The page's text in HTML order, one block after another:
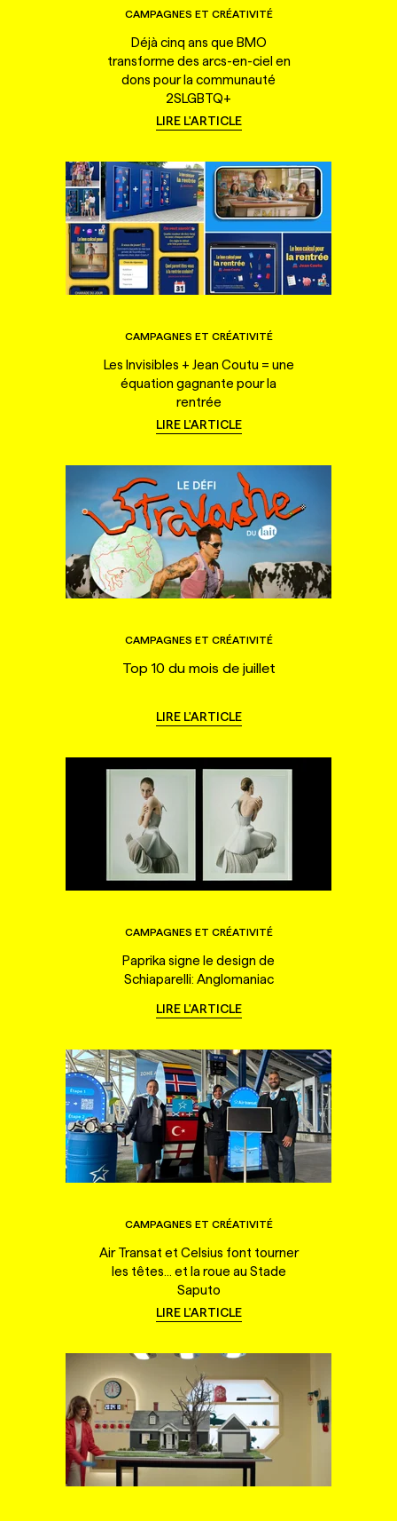
CAMPAGNES ET CRÉATIVITÉ
Déjà cinq ans que BMO
transforme des arcs-en-ciel en
dons pour la communauté
2SLGBTQ+
LIRE L'ARTICLE
CAMPAGNES ET CRÉATIVITÉ
Les Invisibles + Jean Coutu = une
équation gagnante pour la
rentrée
LIRE L'ARTICLE
CAMPAGNES ET CRÉATIVITÉ
Top 10 du mois de juillet
LIRE L'ARTICLE
CAMPAGNES ET CRÉATIVITÉ
Paprika signe le design de
Schiaparelli: Anglomaniac
LIRE L'ARTICLE
CAMPAGNES ET CRÉATIVITÉ
Air Transat et Celsius font tourner
les têtes... et la roue au Stade
Saputo
LIRE L'ARTICLE